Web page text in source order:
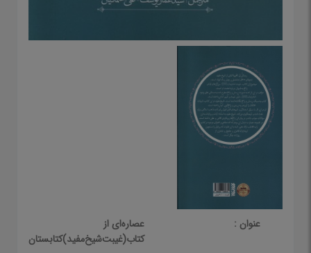
عنوان :
عصاره‌ای از